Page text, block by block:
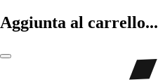
Aggiunta al carrello...